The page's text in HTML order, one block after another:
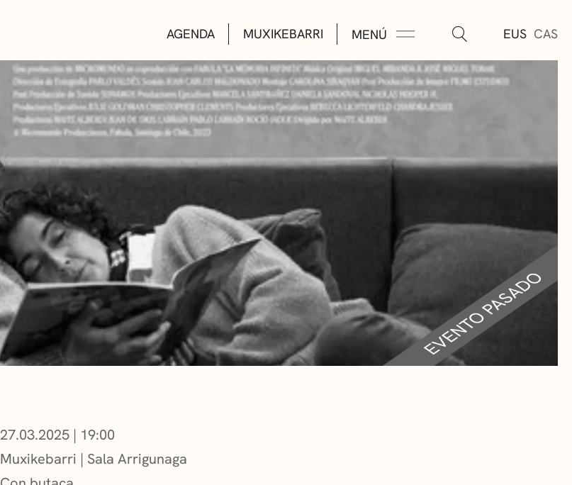
AGENDA MUXIKEBARRI MENÚ EUS CAS
AULAS DE CULTURA
BIBLIOTECAS
ESCUELA DE MÚSICA
CONVOCATORIAS
NOTICIAS
ASOCIACIONES CULTURALES
27.03.2025 | 19:00
Muxikebarri | Sala Arrigunaga